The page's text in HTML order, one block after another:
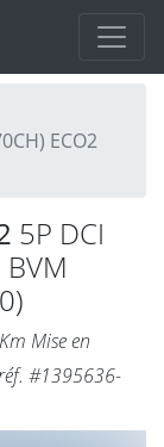
ECO2
5P DCI
Mise en
#1395636-